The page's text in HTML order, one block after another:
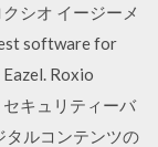
シオ イージーメ
software for
Roxio
キュリティーバ
タルコンテンツの